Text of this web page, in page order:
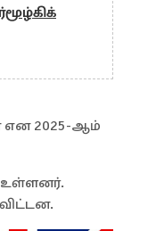
என 2025-ஆம்
உள்ளனர்.